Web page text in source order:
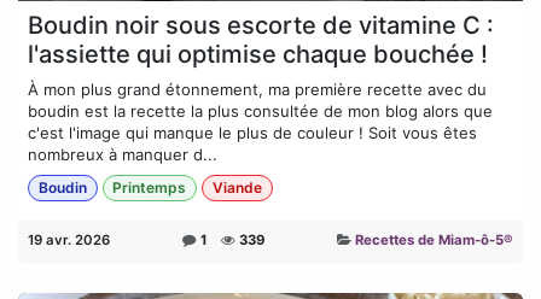
Boudin noir sous escorte de vitamine C :
l'assiette qui optimise chaque bouchée !
À mon plus grand étonnement, ma première recette avec du
boudin est la recette la plus consultée de mon blog alors que
c'est l'image qui manque le plus de couleur ! Soit vous êtes
nombreux à manquer d...
Boudin Printemps Viande
19 avr. 2026 1 339 Recettes de Miam-ô-5®